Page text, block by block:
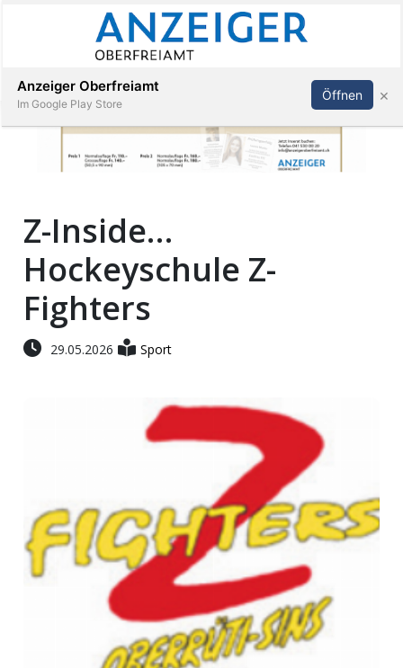
Veranstaltungen
Stellen
Paper
Auw
Abonnieren Anmelden
Z-Inside…
Hockeyschule Z-
Fighters
29.05.2026 Sport
Anzeiger Oberfreiamt
Im Google Play Store
Öffnen ×